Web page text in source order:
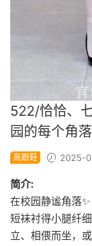
522/恰恰、
园的每个角落
高跟鞋 2025-
简介:
在校园静谧角落
短袜衬得小腿纤
立、相偎而坐，